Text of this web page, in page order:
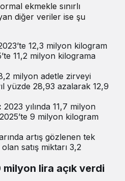
ekmekle sınırlı
diğer veriler ise şu
12,3 milyon kilogram
11,2 milyon kilograma
milyon adetle zirveyi
yüzde 28,93 azalarak 12,9
2023 yılında 11,7 milyon
9 milyon kilogram
artış gözlenen tek
satış miktarı 3,2
lira açık verdi